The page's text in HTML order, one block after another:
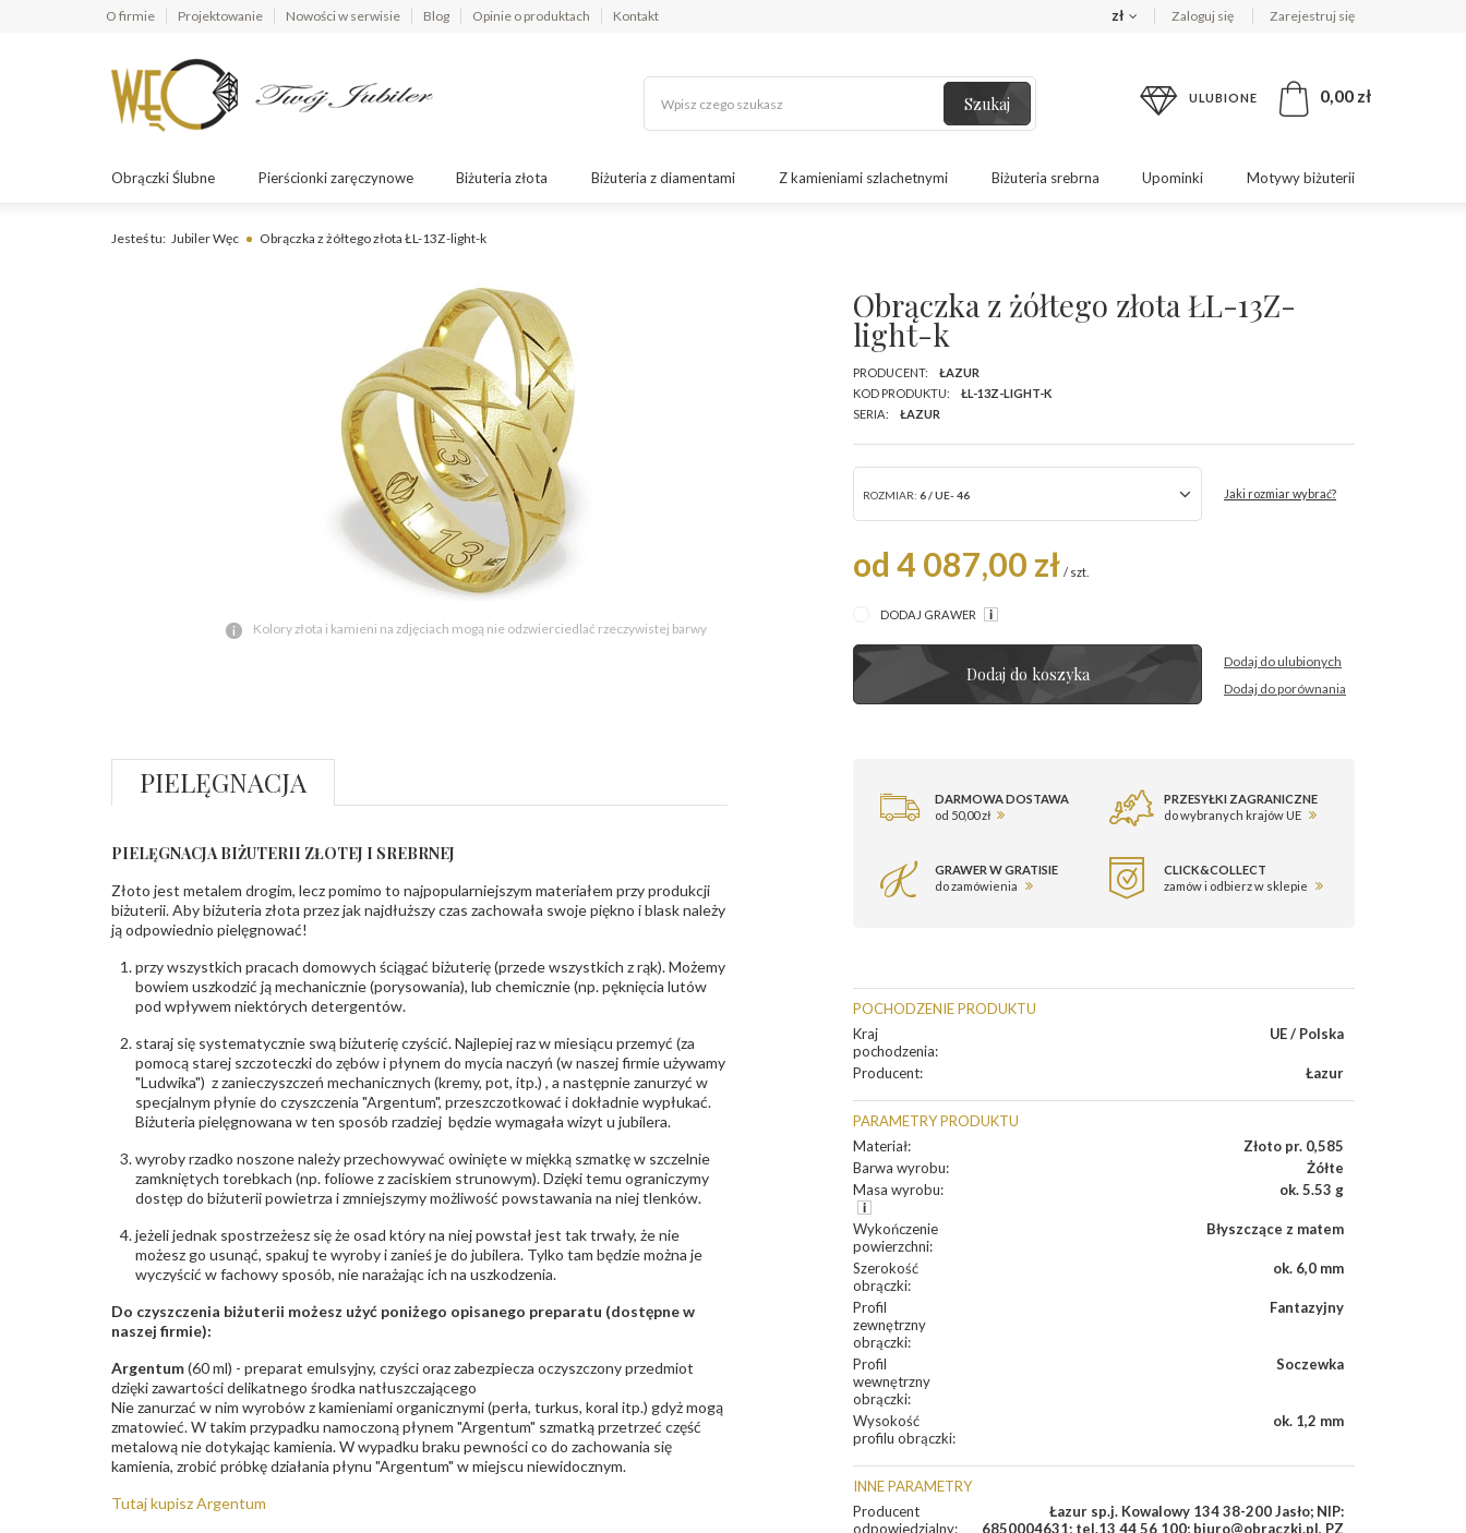
O firmie Projektowanie Nowości w serwisie Blog Opinie o produktach Kontakt zł Zaloguj się Zarejestruj się
Szukaj ULUBIONE 0,00 zł
Obrączki Ślubne Pierścionki zaręczynowe Biżuteria złota Biżuteria z diamentami Z kamieniami szlachetnymi Biżuteria srebrna Upominki Motywy biżuterii
Jesteś tu: Jubiler Węc Obrączka z żółtego złota ŁL-13Z-light-k
Kolory złota i kamieni na zdjęciach mogą nie odzwierciedlać rzeczywistej barwy
Obrączka z żółtego złota ŁL-13Z-
light-k
PRODUCENT:
ŁAZUR
KOD PRODUKTU:
ŁL-13Z-LIGHT-K
SERIA:
ŁAZUR
ROZMIAR: 6 / UE- 46 Jaki rozmiar wybrać?
od 4 087,00 zł / szt.
DODAJ GRAWER
Dodaj do koszyka
Dodaj do ulubionych
Dodaj do porównania
DARMOWA DOSTAWA
od 50,00 zł
PRZESYŁKI ZAGRANICZNE
do wybranych krajów UE
GRAWER W GRATISIE
do zamówienia
CLICK&COLLECT
zamów i odbierz w sklepie
POCHODZENIE PRODUKTU
Kraj
pochodzenia:
UE / Polska
Producent: Łazur
PARAMETRY PRODUKTU
Materiał:
Złoto pr. 0,585
Barwa wyrobu:
Żółte
Masa wyrobu: ok. 5.53 g
Wykończenie
powierzchni:
Błyszczące z matem
Szerokość
obrączki:
ok. 6,0 mm
Profil
zewnętrzny
obrączki:
Fantazyjny
Profil
wewnętrzny
obrączki:
Soczewka
Wysokość
profilu obrączki:
ok. 1,2 mm
INNE PARAMETRY
Producent
odpowiedzialny:
Łazur sp.j. Kowalowy 134 38-200 Jasło; NIP:
6850004631; tel.13 44 56 100; biuro@obraczki.pl, PZ
PIELĘGNACJA
PIELĘGNACJA BIŻUTERII ZŁOTEJ I SREBRNEJ
Złoto jest metalem drogim, lecz pomimo to najpopularniejszym materiałem przy produkcji
biżuterii. Aby biżuteria złota przez jak najdłuższy czas zachowała swoje piękno i blask należy
ją odpowiednio pielęgnować!
przy wszystkich pracach domowych ściągać biżuterię (przede wszystkich z rąk). Możemy
bowiem uszkodzić ją mechanicznie (porysowania), lub chemicznie (np. pęknięcia lutów
pod wpływem niektórych detergentów.
staraj się systematycznie swą biżuterię czyścić. Najlepiej raz w miesiącu przemyć (za
pomocą starej szczoteczki do zębów i płynem do mycia naczyń (w naszej firmie używamy
"Ludwika") z zanieczyszczeń mechanicznych (kremy, pot, itp.) , a następnie zanurzyć w
specjalnym płynie do czyszczenia "Argentum", przeszczotkować i dokładnie wypłukać.
Biżuteria pielęgnowana w ten sposób rzadziej będzie wymagała wizyt u jubilera.
wyroby rzadko noszone należy przechowywać owinięte w miękką szmatkę w szczelnie
zamkniętych torebkach (np. foliowe z zaciskiem strunowym). Dzięki temu ograniczymy
dostęp do biżuterii powietrza i zmniejszymy możliwość powstawania na niej tlenków.
jeżeli jednak spostrzeżesz się że osad który na niej powstał jest tak trwały, że nie
możesz go usunąć, spakuj te wyroby i zanieś je do jubilera. Tylko tam będzie można je
wyczyścić w fachowy sposób, nie narażając ich na uszkodzenia.
Do czyszczenia biżuterii możesz użyć poniżego opisanego preparatu (dostępne w
naszej firmie):
Argentum(60 ml) - preparat emulsyjny, czyści oraz zabezpiecza oczyszczony przedmiot
dzięki zawartości delikatnego środka natłuszczającego
Nie zanurzać w nim wyrobów z kamieniami organicznymi (perła, turkus, koral itp.) gdyż mogą
zmatowieć. W takim przypadku namoczoną płynem "Argentum" szmatką przetrzeć część
metalową nie dotykając kamienia. W wypadku braku pewności co do zachowania się
kamienia, zrobić próbkę działania płynu "Argentum" w miejscu niewidocznym.
Tutaj kupisz Argentum